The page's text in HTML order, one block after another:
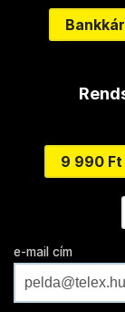
9 990 Ft
e-mail cím